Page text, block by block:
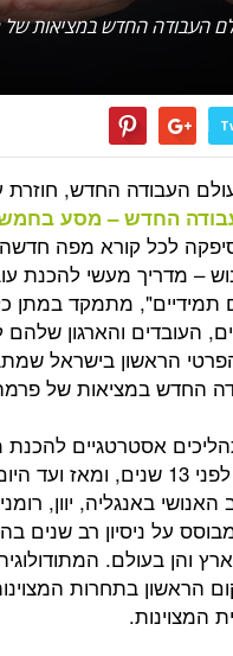
העבודה החדש במציאות
העבודה החדש,
החדש – מסע
לכל קורא מפה
במשאבי אנוש – מדריך מעשי
מתמקד במתן
העובדים והארגון
הראשון בישראל
החדש במציאות של
אסטרטגיים להכנת
להצלחה בעולם העבודה החדש כבר לפני
באנגליה, יוון,
על ניסיון רב שנים
והן בעולם.
הראשון בתחרות
המצוינות.